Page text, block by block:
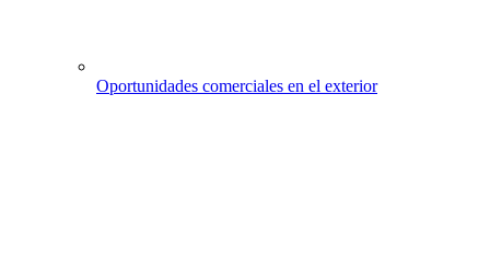
Oportunidades comerciales en el exterior